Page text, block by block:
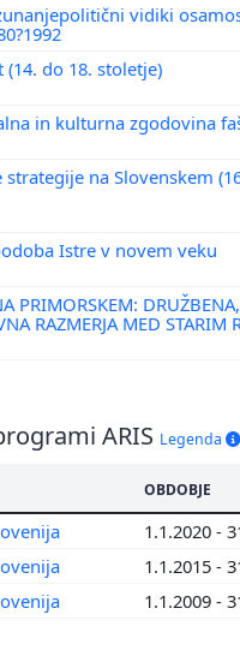
vidiki
do 18. stoletje)
in kulturna zgodovina
na Slovenskem
Istre v novem veku
PRIMORSKEM: DRUŽBENA,
RAZMERJA MED STARIM
ARIS Legenda
OBDOBJE
1.1.2020 -
1.1.2015 -
1.1.2009 -